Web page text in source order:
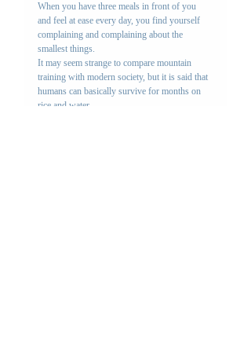
When you have three meals in front of you
and feel at ease every day, you find yourself
complaining and complaining about the
smallest things.
It may seem strange to compare mountain
training with modern society, but it is said that
humans can basically survive for months on
rice and water.